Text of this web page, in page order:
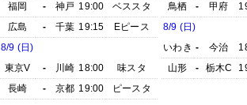
福岡
- 神戸 19:00
ベススタ
広島
- 千葉 19:15
Eピース
8/9 (日)
東京V
- 川崎 18:00
味スタ
長崎
- 京都 19:00 ピースタ
鳥栖
- 甲府
8/9 (日)
いわき - 今治
山形
- 栃木C